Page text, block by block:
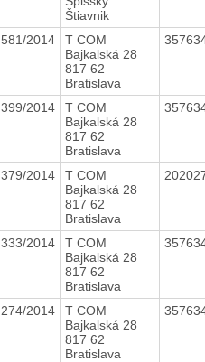
Štiavnik
581/2014
T COM
Bajkalská 28
817 62
Bratislava
399/2014
T COM
Bajkalská 28
817 62
Bratislava
379/2014
T COM
Bajkalská 28
817 62
Bratislava
333/2014
T COM
Bajkalská 28
817 62
Bratislava
274/2014
T COM
Bajkalská 28
817 62
Bratislava